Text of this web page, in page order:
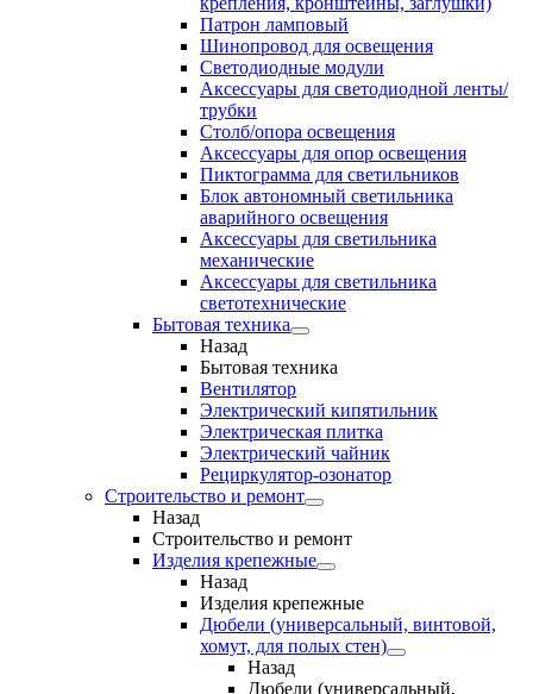
Патрон ламповый
Шинопровод для освещения
Светодиодные модули
Аксессуары для светодиодной ленты/
трубки
Столб/опора освещения
Аксессуары для опор освещения
Пиктограмма для светильников
Блок автономный светильника
аварийного освещения
Аксессуары для светильника
механические
Аксессуары для светильника
светотехнические
Бытовая техника
Назад
Бытовая техника
Вентилятор
Электрический кипятильник
Электрическая плитка
Электрический чайник
Рециркулятор-озонатор
Строительство и ремонт
Назад
Строительство и ремонт
Изделия крепежные
Назад
Изделия крепежные
Дюбели (универсальный, винтовой,
хомут, для полых стен)
Назад
Дюбели (универсальный,